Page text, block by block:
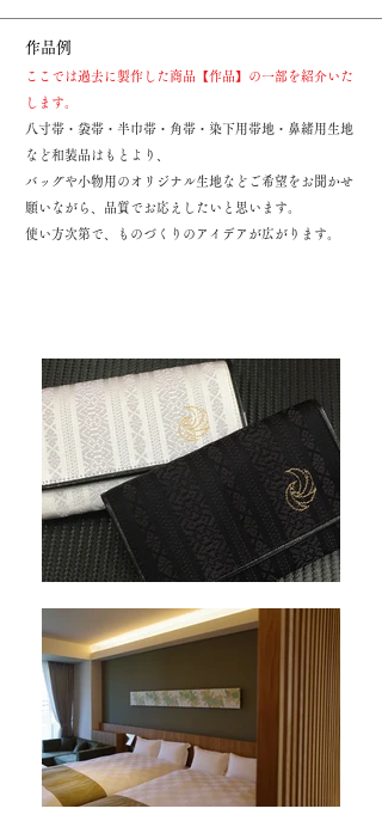
作品例
ここでは過去に製作した商品【作品】の一部を紹介いた
します。
八寸帯・袋帯・半巾帯・角帯・染下用帯地・ 鼻緒用生地
など和装品はもとより、
バッグや小物用のオリジナル生地などご希望をお聞かせ
願いながら、品質でお応えしたいと 思います。
使い方次第で、ものづくりのアイデアが広がります。